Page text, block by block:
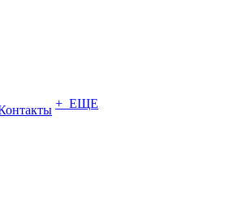
+ ЕЩЕ